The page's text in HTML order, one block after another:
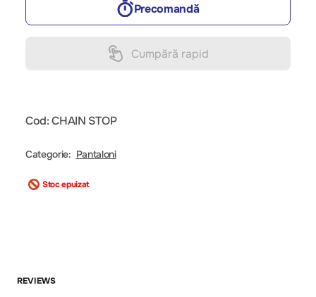
Precomandă
Cumpără rapid
Cod: CHAIN STOP
Categorie: Pantaloni
Stoc epuizat
REVIEWS